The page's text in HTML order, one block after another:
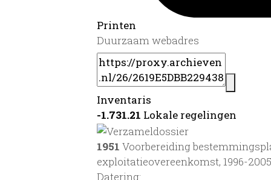
Printen
Duurzaam webadres
Inventaris
-1.731.21 Lokale regelingen
1951 Voorbereiding
exploitatieovereenkomst, 1996-2005
Datering: